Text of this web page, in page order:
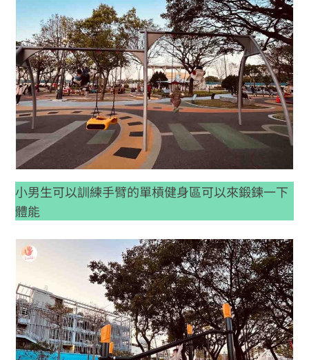
小男生可以訓練手臂的單槓健身區可以來鍛鍊一下
體能